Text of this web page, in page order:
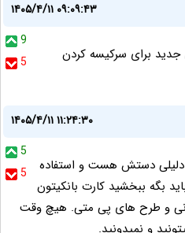
۱۴۰۵/۴/۱۱ ۰۹:۰۹:۴۳
9
5
برای سرکیسه کردن
۱۴۰۵/۴/۱۱ ۱۱:۲۴:۳۰
5
5
دستش هست و استفاده
بگه ببخشید کارت بانکیتون
و طرح های پی متی. هیچ وقت
و نمیدونید.